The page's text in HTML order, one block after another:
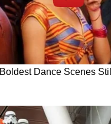
में उनका लुक भी
मुश्किल होगा। खबरों की
फीस मिली है।